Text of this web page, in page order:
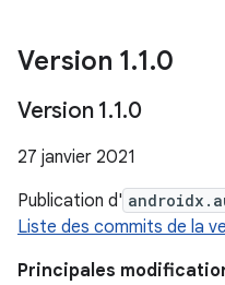
Version 1.1.0
Version 1.1.0
27 janvier 2021
Publication d'
Liste des commits de la
Principales